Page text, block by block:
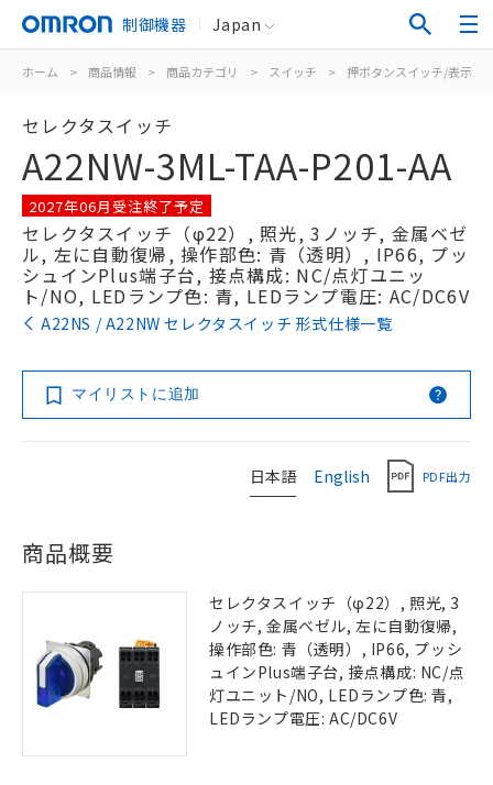
制御機器 Japan
ホーム > 商品情報 > 商品カテゴリ > スイッチ > 押ボタンスイッチ/表示灯
セレクタスイッチ
A22NW-3ML-TAA-P201-AA
2027年06月受注終了予定
セレクタスイッチ（φ22）, 照光, 3ノッチ, 金属ベゼ
ル, 左に自動復帰, 操作部色: 青（透明）, IP66, プッ
シュインPlus端子台, 接点構成: NC/点灯ユニッ
ト/NO, LEDランプ色: 青, LEDランプ電圧: AC/DC6V
A22NS / A22NW セレクタスイッチ 形式仕様一覧
マイリストに追加
日本語 English PDF出力
商品概要
セレクタスイッチ（φ22）, 照光, 3
ノッチ, 金属ベゼル, 左に自動復帰,
操作部色: 青（透明）, IP66, プッシ
ュインPlus端子台, 接点構成: NC/点
灯ユニット/NO, LEDランプ色: 青,
LEDランプ電圧: AC/DC6V